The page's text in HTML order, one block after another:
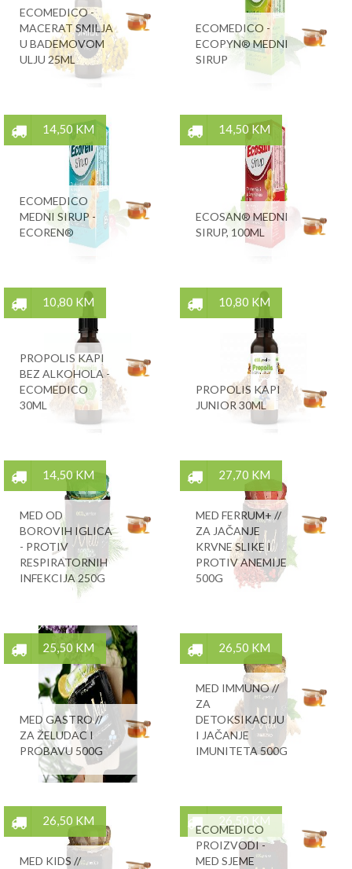
ECOMEDICO -
MACERAT SMILJA
U BADEMOVOM
ULJU 25ML
ECOMEDICO -
ECOPYN® MEDNI
SIRUP
14,50 KM
ECOMEDICO
MEDNI SIRUP -
ECOREN®
14,50 KM
ECOSAN® MEDNI
SIRUP, 100ML
10,80 KM
PROPOLIS KAPI
BEZ ALKOHOLA -
ECOMEDICO
30ML
10,80 KM
PROPOLIS KAPI
JUNIOR 30ML
14,50 KM
MED OD
BOROVIH IGLICA
- PROTIV
RESPIRATORNIH
INFEKCIJA 250G
27,70 KM
MED FERRUM+ //
ZA JAČANJE
KRVNE SLIKE I
PROTIV ANEMIJE
500G
25,50 KM
MED GASTRO //
ZA ŽELUDAC I
PROBAVU 500G
26,50 KM
MED IMMUNO //
ZA
DETOKSIKACIJU
I JAČANJE
IMUNITETA 500G
26,50 KM
MED KIDS //
26,50 KM
ECOMEDICO
PROIZVODI -
MED SJEME